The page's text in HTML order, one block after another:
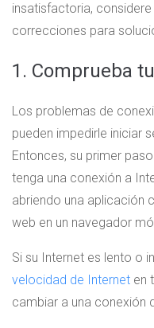
insatisfactoria,
correcciones para
1. Comprueba
Los problemas de
pueden impedirle iniciar
Entonces, su primer
tenga una conexión a
abriendo una aplicación
web en un navegador
Si su Internet es lento o
velocidad de Internet en
cambiar a una conexión